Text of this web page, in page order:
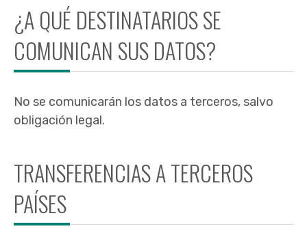
¿A QUÉ DESTINATARIOS SE
COMUNICAN SUS DATOS?
No se comunicarán los datos a terceros, salvo
obligación legal.
TRANSFERENCIAS A TERCEROS
PAÍSES